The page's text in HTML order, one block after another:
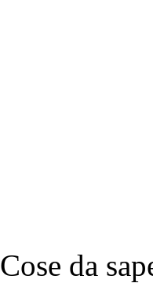
Cose da